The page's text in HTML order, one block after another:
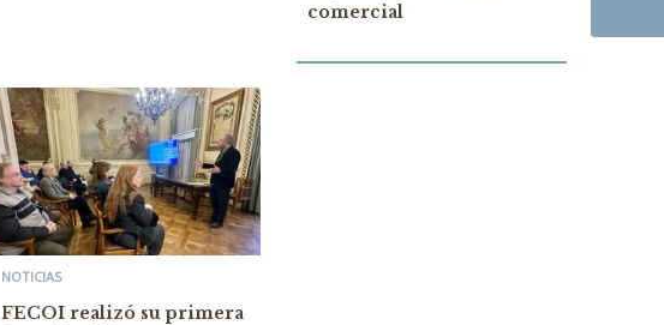
comercial
NOTICIAS
FECOI realizó su primera